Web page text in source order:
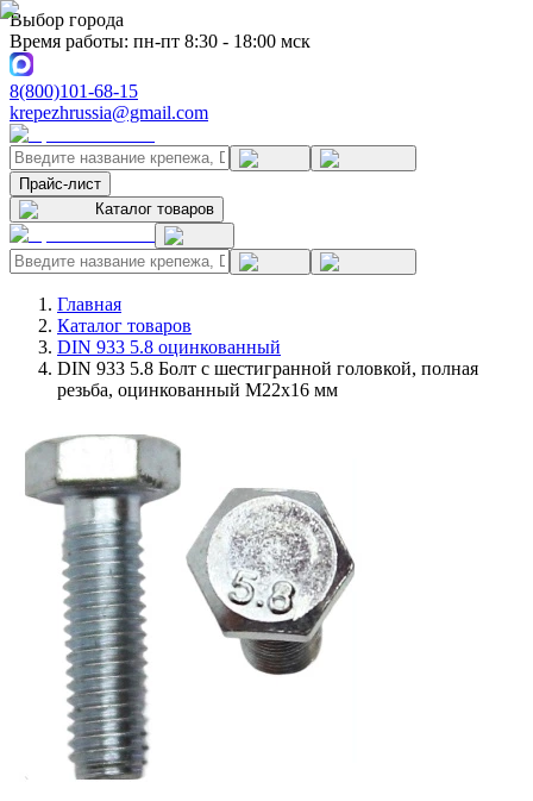
Выбор города
Время работы: пн-пт 8:30 - 18:00 мск
8(800)101-68-15
krepezhrussia@gmail.com
Прайс-лист
Каталог товаров
Главная
Каталог товаров
DIN 933 5.8 оцинкованный
DIN 933 5.8 Болт с шестигранной головкой, полная
резьба, оцинкованный M22x16 мм